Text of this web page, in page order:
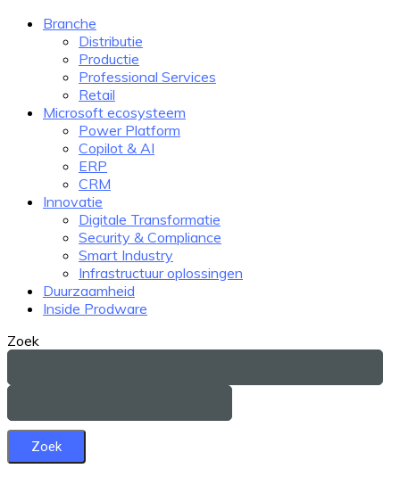
Branche
Distributie
Productie
Professional Services
Retail
Microsoft ecosysteem
Power Platform
Copilot & AI
ERP
CRM
Innovatie
Digitale Transformatie
Security & Compliance
Smart Industry
Infrastructuur oplossingen
Duurzaamheid
Inside Prodware
Zoek